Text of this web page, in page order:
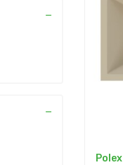
Polex